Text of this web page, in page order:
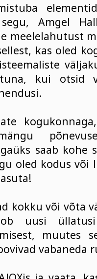
Amgel
meelelahutust
kas oled
kui otsid
saab kohe
oled kodus või
kokku või võta
uusi
muutes
vabaneda